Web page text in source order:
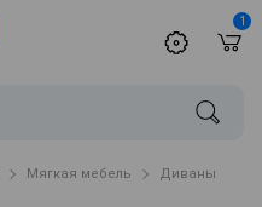
1
Мягкая мебель Диваны